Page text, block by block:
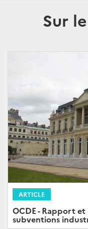
Sur
ARTICLE
OCDE - Rapport et
subventions